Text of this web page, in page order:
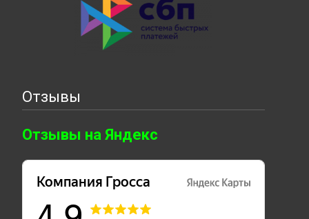
Отзывы
Отзывы на Яндекс